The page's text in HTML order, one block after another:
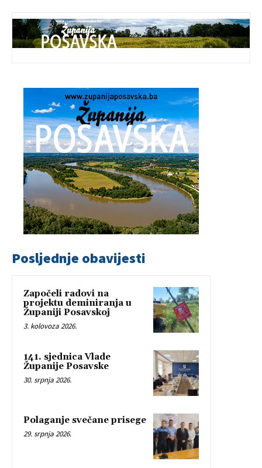
Posljednje obavijesti
Započeli radovi na
projektu deminiranja u
Županiji Posavskoj
3. kolovoza 2026.
141. sjednica Vlade
Županije Posavske
30. srpnja 2026.
Polaganje svečane prisege
29. srpnja 2026.